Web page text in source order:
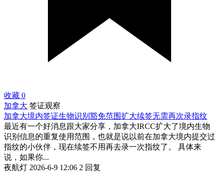
收藏 0
加拿大 签证观察
加拿大境内签证生物识别豁免范围扩大续签无需再次录指纹
最近有一个好消息跟大家分享，加拿大IRCC扩大了境内生物
识别信息的重复使用范围，也就是说以前在加拿大境内提交过
指纹的小伙伴，现在续签不用再去录一次指纹了。 具体来
说，如果你...
夜航灯 2026-6-9 12:06 2 回复